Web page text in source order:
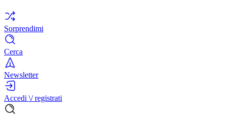
Sorprendimi
Cerca
Newsletter
Accedi \/ registrati